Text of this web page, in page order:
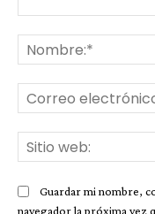
Guardar mi nombre,
navegador la próxima vez